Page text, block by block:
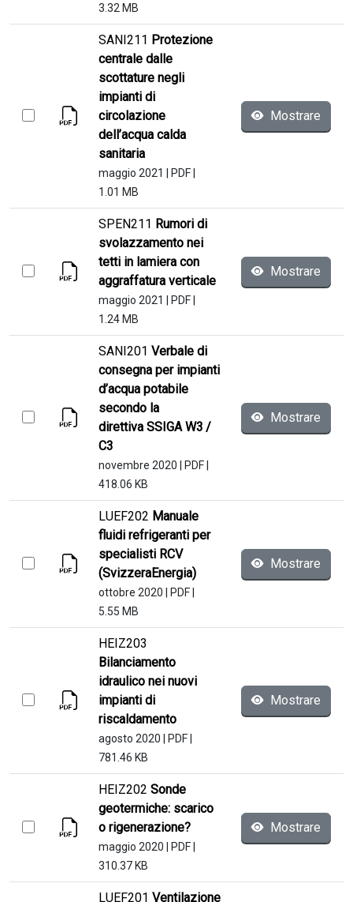
3.32 MB
SANI211 Protezione
centrale dalle
scottature negli
impianti di
circolazione
dell’acqua calda
sanitaria
maggio 2021 PDF
1.01 MB
Mostrare
SPEN211 Rumori di
svolazzamento nei
tetti in lamiera con
aggraffatura verticale
maggio 2021 PDF
1.24 MB
Mostrare
SANI201 Verbale di
consegna per impianti
d’acqua potabile
secondo la
direttiva SSIGA W3 /
C3
novembre 2020 PDF
418.06 KB
Mostrare
LUEF202 Manuale
fluidi refrigeranti per
specialisti RCV
(SvizzeraEnergia)
ottobre 2020 PDF
5.55 MB
Mostrare
HEIZ203
Bilanciamento
idraulico nei nuovi
impianti di
riscaldamento
agosto 2020 PDF
781.46 KB
Mostrare
HEIZ202 Sonde
geotermiche: scarico
o rigenerazione?
maggio 2020 PDF
310.37 KB
Mostrare
LUEF201 Ventilazione